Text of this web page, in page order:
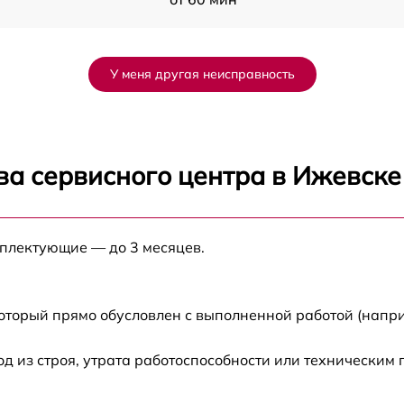
от 60 мин
от 60 мин
У меня другая неисправность
сервисного центра в Ижевске
— до 3 месяцев.
прямо обусловлен с выполненной работой
строя, утрата работоспособности или